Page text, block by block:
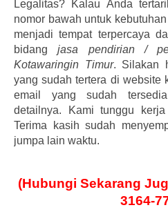
Legalitas? Kalau Anda
nomor bawah untuk
menjadi tempat terpercaya
bidangjasa pendirian /
Kotawaringin Timur. Silakan
yang sudah tertera di website
email yang sudah
detailnya. Kami tunggu
Terima kasih sudah
jumpa lain waktu.
(Hubungi Sekarang
3164-